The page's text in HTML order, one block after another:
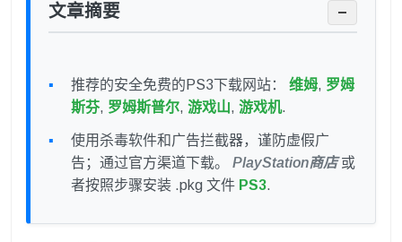
文章摘要 −
推荐的安全免费的PS3下载网站： 维姆, 罗姆
斯芬, 罗姆斯普尔, 游戏山, 游戏机.
使用杀毒软件和广告拦截器，谨防虚假广
告；通过官方渠道下载。 PlayStation商店或
者按照步骤安装 .pkg 文件 PS3.